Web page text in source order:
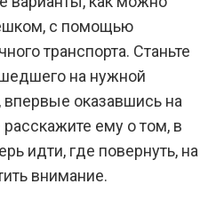
с помощью
транспорта. Станьте
на нужной
впервые оказавшись на
ему о том, в
идти, где повернуть, на
внимание.